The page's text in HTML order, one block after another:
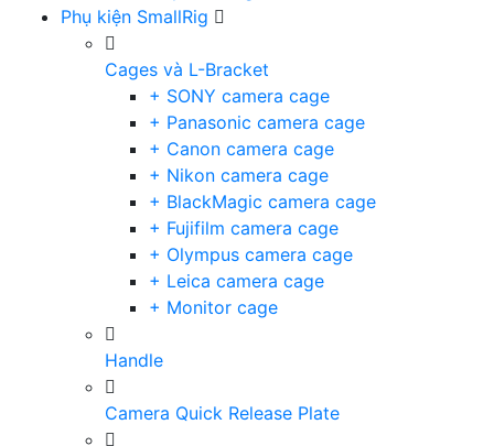
Phụ kiện SmallRig
Cages và L-Bracket
+ SONY camera cage
+ Panasonic camera cage
+ Canon camera cage
+ Nikon camera cage
+ BlackMagic camera cage
+ Fujifilm camera cage
+ Olympus camera cage
+ Leica camera cage
+ Monitor cage
Handle
Camera Quick Release Plate